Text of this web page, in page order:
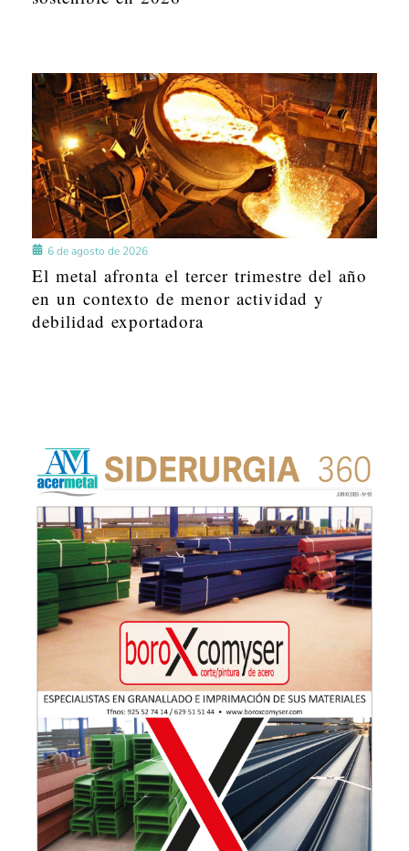
6 de agosto de 2026
El metal afronta el tercer trimestre del año
en un contexto de menor actividad y
debilidad exportadora